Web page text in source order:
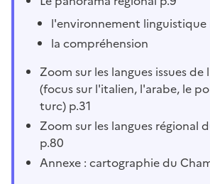
l'environnement linguistique
la compréhension
Zoom sur les langues issues
(focus sur l'italien, l'arabe, le
turc) p.31
Zoom sur les langues régional
p.80
Annexe : cartographie du